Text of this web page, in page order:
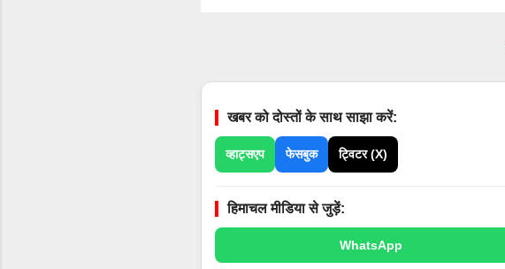
खबर को दोस्तों के साथ साझा करें:
व्हाट्सएप फेसबुक ट्विटर (X)
हिमाचल मीडिया से जुड़ें:
WhatsApp